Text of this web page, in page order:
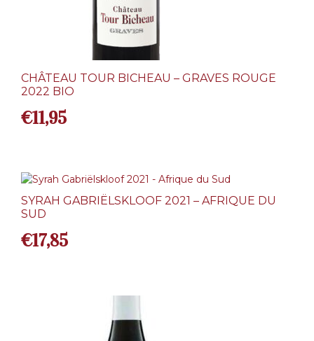
CHÂTEAU TOUR BICHEAU – GRAVES ROUGE
2022 BIO
€11,95
SYRAH GABRIËLSKLOOF 2021 – AFRIQUE DU
SUD
€17,85